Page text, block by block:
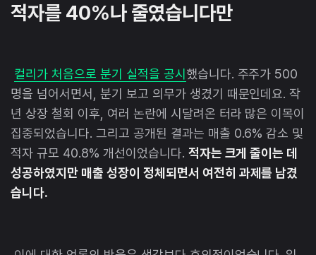
적자를 40%나 줄였습니다만
컬리가 처음으로 분기 실적을 공시 했습니다. 주주가 500
명을 넘어서면서, 분기 보고 의무가 생겼기 때문인데요. 작
년 상장 철회 이후, 여러 논란에 시달려온 터라 많은 이목이
집중되었습니다. 그리고 공개된 결과는 매출 0.6% 감소 및
적자 규모 40.8% 개선이었습니다. 적자는 크게 줄이는 데
성공하였지만 매출 성장이 정체되면서 여전히 과제를 남겼
습니다.